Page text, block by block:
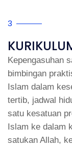
3
Kepengasuhan
bimbingan
Islam dalam
tertib, jadwal
satu kesatuan
Islam ke dalam
satukan Allah,